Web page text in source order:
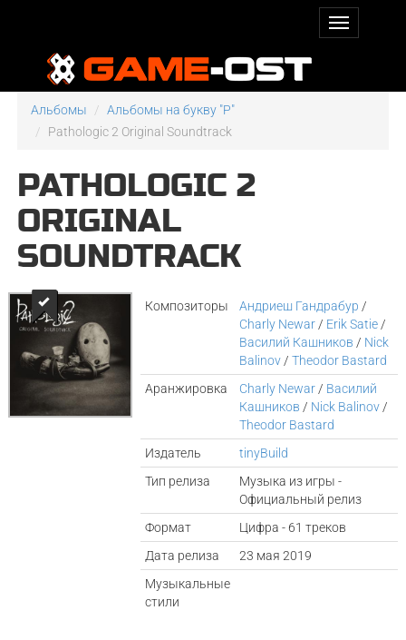
Альбомы
Альбомы на букву "P"
Pathologic 2 Original Soundtrack
PATHOLOGIC 2
ORIGINAL
SOUNDTRACK
Композиторы Андриеш Гандрабур /
Charly Newar / Erik Satie /
Василий Кашников / Nick
Balinov /Theodor Bastard
Аранжировка
Charly Newar / Василий
Кашников / Nick Balinov /
Theodor Bastard
Издатель
tinyBuild
Тип релиза
Музыка из игры -
Официальный релиз
Формат
Цифра - 61 треков
Дата релиза
23 мая 2019
Музыкальные
стили